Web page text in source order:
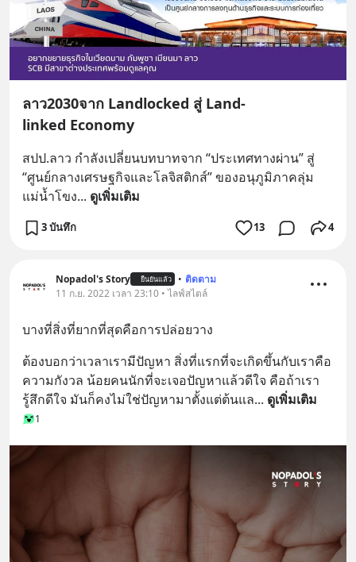
ลาว2030จาก Landlocked สู่ Land-
linked Economy
สปป.ลาว กำลังเปลี่ยนบทบาทจาก “ประเทศทางผ่าน” สู่
“ศูนย์กลางเศรษฐกิจและโลจิสติกส์” ของอนุภูมิภาคลุ่ม
แม่น้ำโขง... ดูเพิ่มเติม
3 บันทึก 13 4
Nopadol's Story ยืนยันแล้ว • ติดตาม
11 ก.ย. 2022 เวลา 23:10 • ไลฟ์สไตล์
บางที่สิ่งที่ยากที่สุดคือการปล่อยวาง
ต้องบอกว่าเวลาเรามีปัญหา สิ่งที่แรกที่จะเกิดขึ้นกับเราคือ
ความกังวล น้อยคนนักที่จะเจอปัญหาแล้วดีใจ คือถ้าเรา
รู้สึกดีใจ มันก็คงไม่ใช่ปัญหามาตั้งแต่ต้นแล... ดูเพิ่มเติม
1